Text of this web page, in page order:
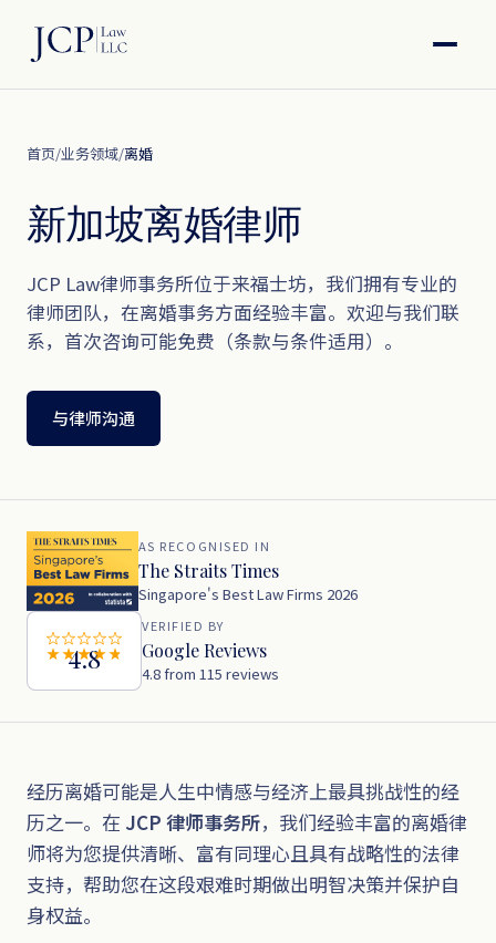
首页/业务领域/离婚
新加坡离婚律师
JCP Law律师事务所位于来福士坊，我们拥有专业的
律师团队，在离婚事务方面经验丰富。欢迎与我们联
系，首次咨询可能免费（条款与条件适用）。
与律师沟通
AS RECOGNISED IN
The Straits Times
Singapore's Best Law Firms 2026
4.8
VERIFIED BY
Google Reviews
4.8 from 115 reviews
经历离婚可能是人生中情感与经济上最具挑战性的经
历之一。在 JCP 律师事务所，我们经验丰富的离婚律
师将为您提供清晰、富有同理心且具有战略性的法律
支持，帮助您在这段艰难时期做出明智决策并保护自
身权益。